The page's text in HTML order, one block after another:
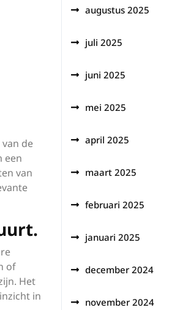
de
een
van
of
Het
in
augustus 2025
juli 2025
juni 2025
mei 2025
april 2025
maart 2025
februari 2025
januari 2025
december 2024
november 2024